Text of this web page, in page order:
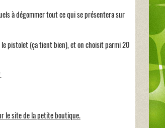
à dégommer tout ce qui se présentera sur
pistolet (ça tient bien), et on choisit parmi 20
le site de la petite boutique.